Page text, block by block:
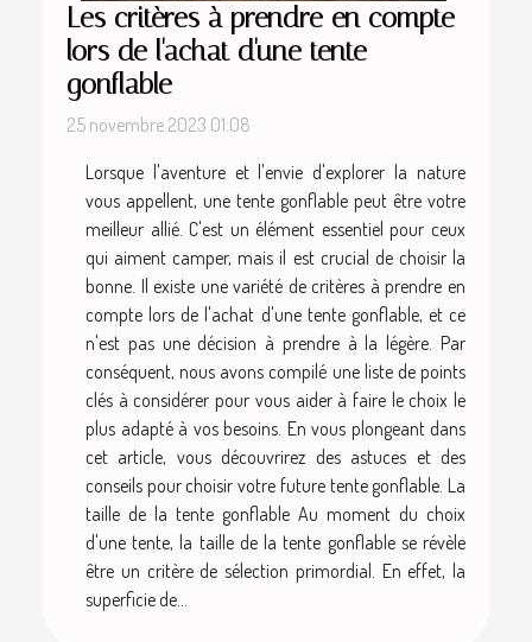
Les critères à prendre en compte
lors de l'achat d'une tente
gonflable
25 novembre 2023 01:08
Lorsque l'aventure et l'envie d'explorer la nature
vous appellent, une tente gonflable peut être votre
meilleur allié. C'est un élément essentiel pour ceux
qui aiment camper, mais il est crucial de choisir la
bonne. Il existe une variété de critères à prendre en
compte lors de l'achat d'une tente gonflable, et ce
n'est pas une décision à prendre à la légère. Par
conséquent, nous avons compilé une liste de points
clés à considérer pour vous aider à faire le choix le
plus adapté à vos besoins. En vous plongeant dans
cet article, vous découvrirez des astuces et des
conseils pour choisir votre future tente gonflable. La
taille de la tente gonflable Au moment du choix
d'une tente, la taille de la tente gonflable se révèle
être un critère de sélection primordial. En effet, la
superficie de...